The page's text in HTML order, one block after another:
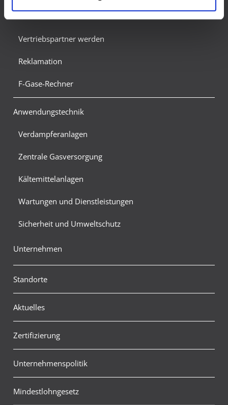
bestehende Klagemöglichkeit für Europäer.
Der neue TEGA-Lötkoffer
Vertriebspartner werden
Reklamation
F-Gase-Rechner
Anwendungstechnik
Verdampferanlagen
Zentrale Gasversorgung
Kältemittelanlagen
Wartungen und Dienstleistungen
Sicherheit und Umweltschutz
Unternehmen
Standorte
Aktuelles
Zertifizierung
Unternehmenspolitik
Mindestlohngesetz